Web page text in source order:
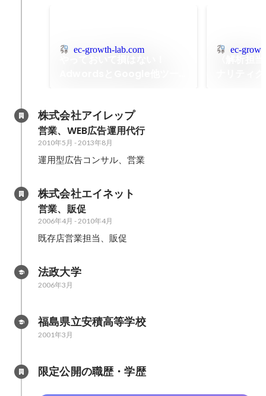
ec-growth-lab.com ec-
株式会社アイレップ
営業、WEB広告運用代行
2010年5月 -2013年8月
運用型広告コンサル、営業
株式会社エイネット
営業、販促
2006年4月 -2010年4月
既存店営業担当、販促
法政大学
2006年3月
福島県立安積高等学校
2001年3月
限定公開の職歴・学歴